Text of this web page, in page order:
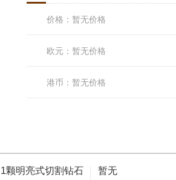
价格： 暂无价格
欧元： 暂无价格
港币： 暂无价格
1颗明亮式切割钻石 暂无